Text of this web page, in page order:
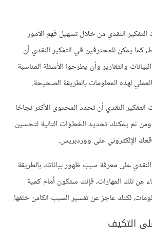
النقدي من خلال تسهيل فهم الأمور
كما يمكن للمحترفين في التفكير النقدي أن
والتقارير وأن يطرحوا الأسئلة المناسبة
لهذه المعلومات بالطريقة الصحيحة.
النقدي أن تحدد المحتوى الأكثر نجاحًا
ثم يمكنك تحديد الخطوات التالية لتحسين
الإلكتروني على ووردبريس.
على معرفة سبب ظهور بياناتك بالطريقة
عن تلك المهارات، فإنك ستكون أمام كمية
لكنك عاجز عن تفسير السبب الكامن خلفها.
التكيف